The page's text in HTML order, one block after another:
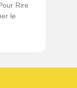
Rire
le